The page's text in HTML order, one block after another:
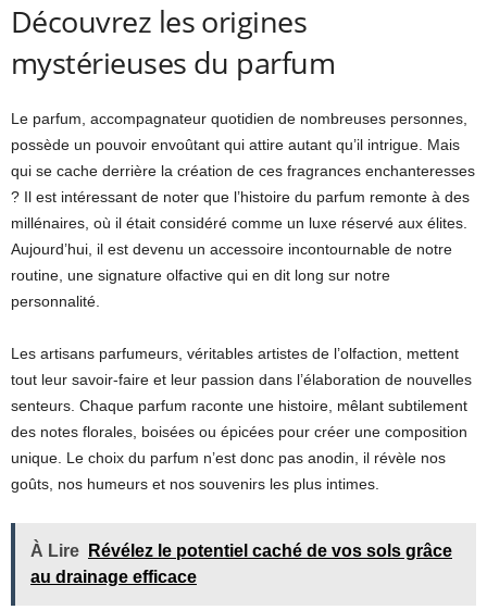
Découvrez les origines
mystérieuses du parfum
Le parfum, accompagnateur quotidien de nombreuses personnes,
possède un pouvoir envoûtant qui attire autant qu’il intrigue. Mais
qui se cache derrière la création de ces fragrances enchanteresses
? Il est intéressant de noter que l’histoire du parfum remonte à des
millénaires, où il était considéré comme un luxe réservé aux élites.
Aujourd’hui, il est devenu un accessoire incontournable de notre
routine, une signature olfactive qui en dit long sur notre
personnalité.
Les artisans parfumeurs, véritables artistes de l’olfaction, mettent
tout leur savoir-faire et leur passion dans l’élaboration de nouvelles
senteurs. Chaque parfum raconte une histoire, mêlant subtilement
des notes florales, boisées ou épicées pour créer une composition
unique. Le choix du parfum n’est donc pas anodin, il révèle nos
goûts, nos humeurs et nos souvenirs les plus intimes.
À Lire
Révélez le potentiel caché de vos sols grâce
au drainage efficace